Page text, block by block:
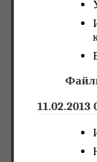
11.02.2013